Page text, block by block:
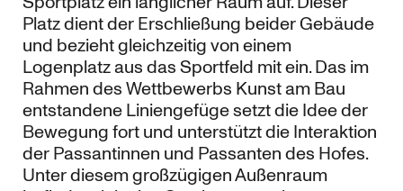
Platz dient der Erschließung beider Gebäude
und bezieht gleichzeitig von einem
Logenplatz aus das Sportfeld mit ein. Das im
Rahmen des Wettbewerbs Kunst am Bau
entstandene Liniengefüge setzt die Idee der
Bewegung fort und unterstützt die Interaktion
der Passantinnen und Passanten des Hofes.
Unter diesem großzügigen Außenraum